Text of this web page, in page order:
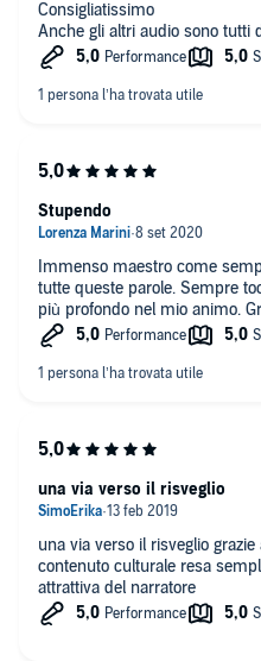
Consigliatissimo
Anche gli altri audio sono tutti
Immenso maestro come
tutte queste parole. Sempre
più profondo nel mio animo.
Stupendo
una via verso il risveglio
contenuto culturale resa
attrattiva del narratore
una via verso il risveglio